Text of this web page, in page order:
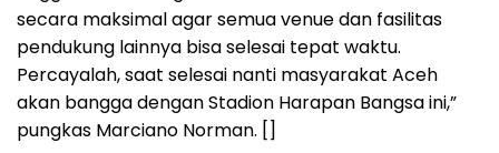
secara maksimal agar semua venue dan fasilitas
pendukung lainnya bisa selesai tepat waktu.
Percayalah, saat selesai nanti masyarakat Aceh
akan bangga dengan Stadion Harapan Bangsa ini,”
pungkas Marciano Norman. []